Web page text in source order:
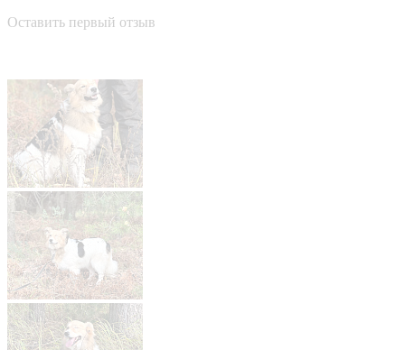
Оставить первый отзыв